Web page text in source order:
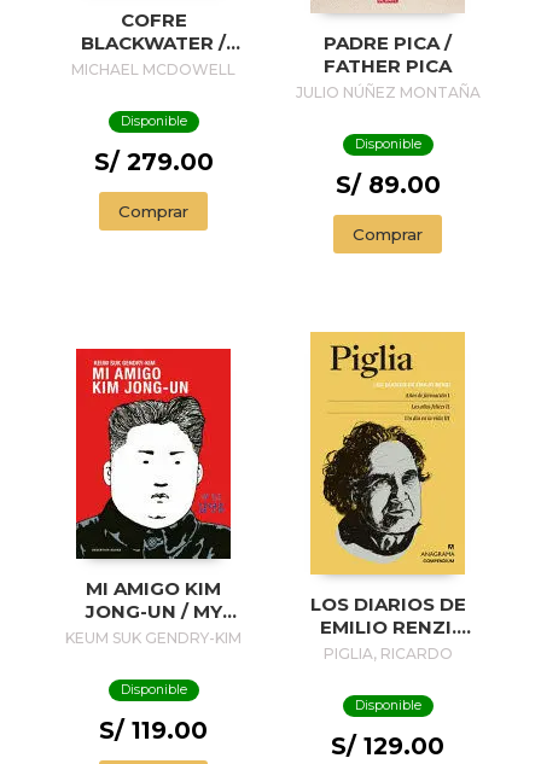
COFRE
BLACKWATER /
BLACKWATER
MICHAEL MCDOWELL
Disponible
S/ 279.00
Comprar
PADRE PICA /
FATHER PICA
JULIO NÚÑEZ MONTAÑA
Disponible
S/ 89.00
Comprar
MI AMIGO KIM
JONG-UN / MY
FRIEND KIM JONG-
KEUM SUK GENDRY-KIM
Disponible
S/ 119.00
LOS DIARIOS DE
EMILIO RENZI.
AÑOS DE
AÑOS FELICES II;
UN DIA EN LA VIDA
III
PIGLIA, RICARDO
Disponible
S/ 129.00